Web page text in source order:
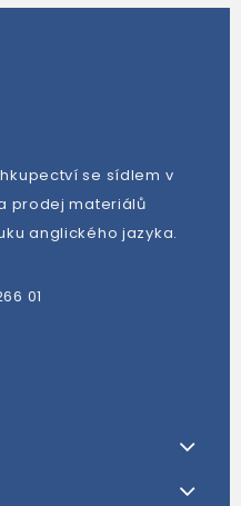
se sídlem v
prodej materiálů
anglického jazyka.
01